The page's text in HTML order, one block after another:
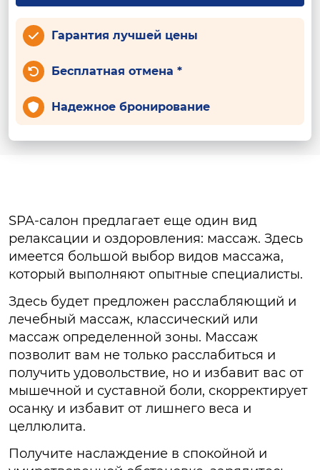
Гарантия лучшей цены
Бесплатная отмена *
Надежное бронирование
SPA-салон предлагает еще один вид
релаксации и оздоровления: массаж. Здесь
имеется большой выбор видов массажа,
который выполняют опытные специалисты.
Здесь будет предложен расслабляющий и
лечебный массаж, классический или
массаж определенной зоны. Массаж
позволит вам не только расслабиться и
получить удовольствие, но и избавит вас от
мышечной и суставной боли, скорректирует
осанку и избавит от лишнего веса и
целлюлита.
Получите наслаждение в спокойной и